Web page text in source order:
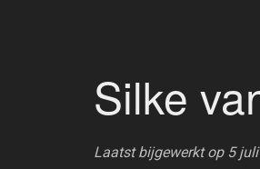
Silke
Laatst bijgewerkt op 5